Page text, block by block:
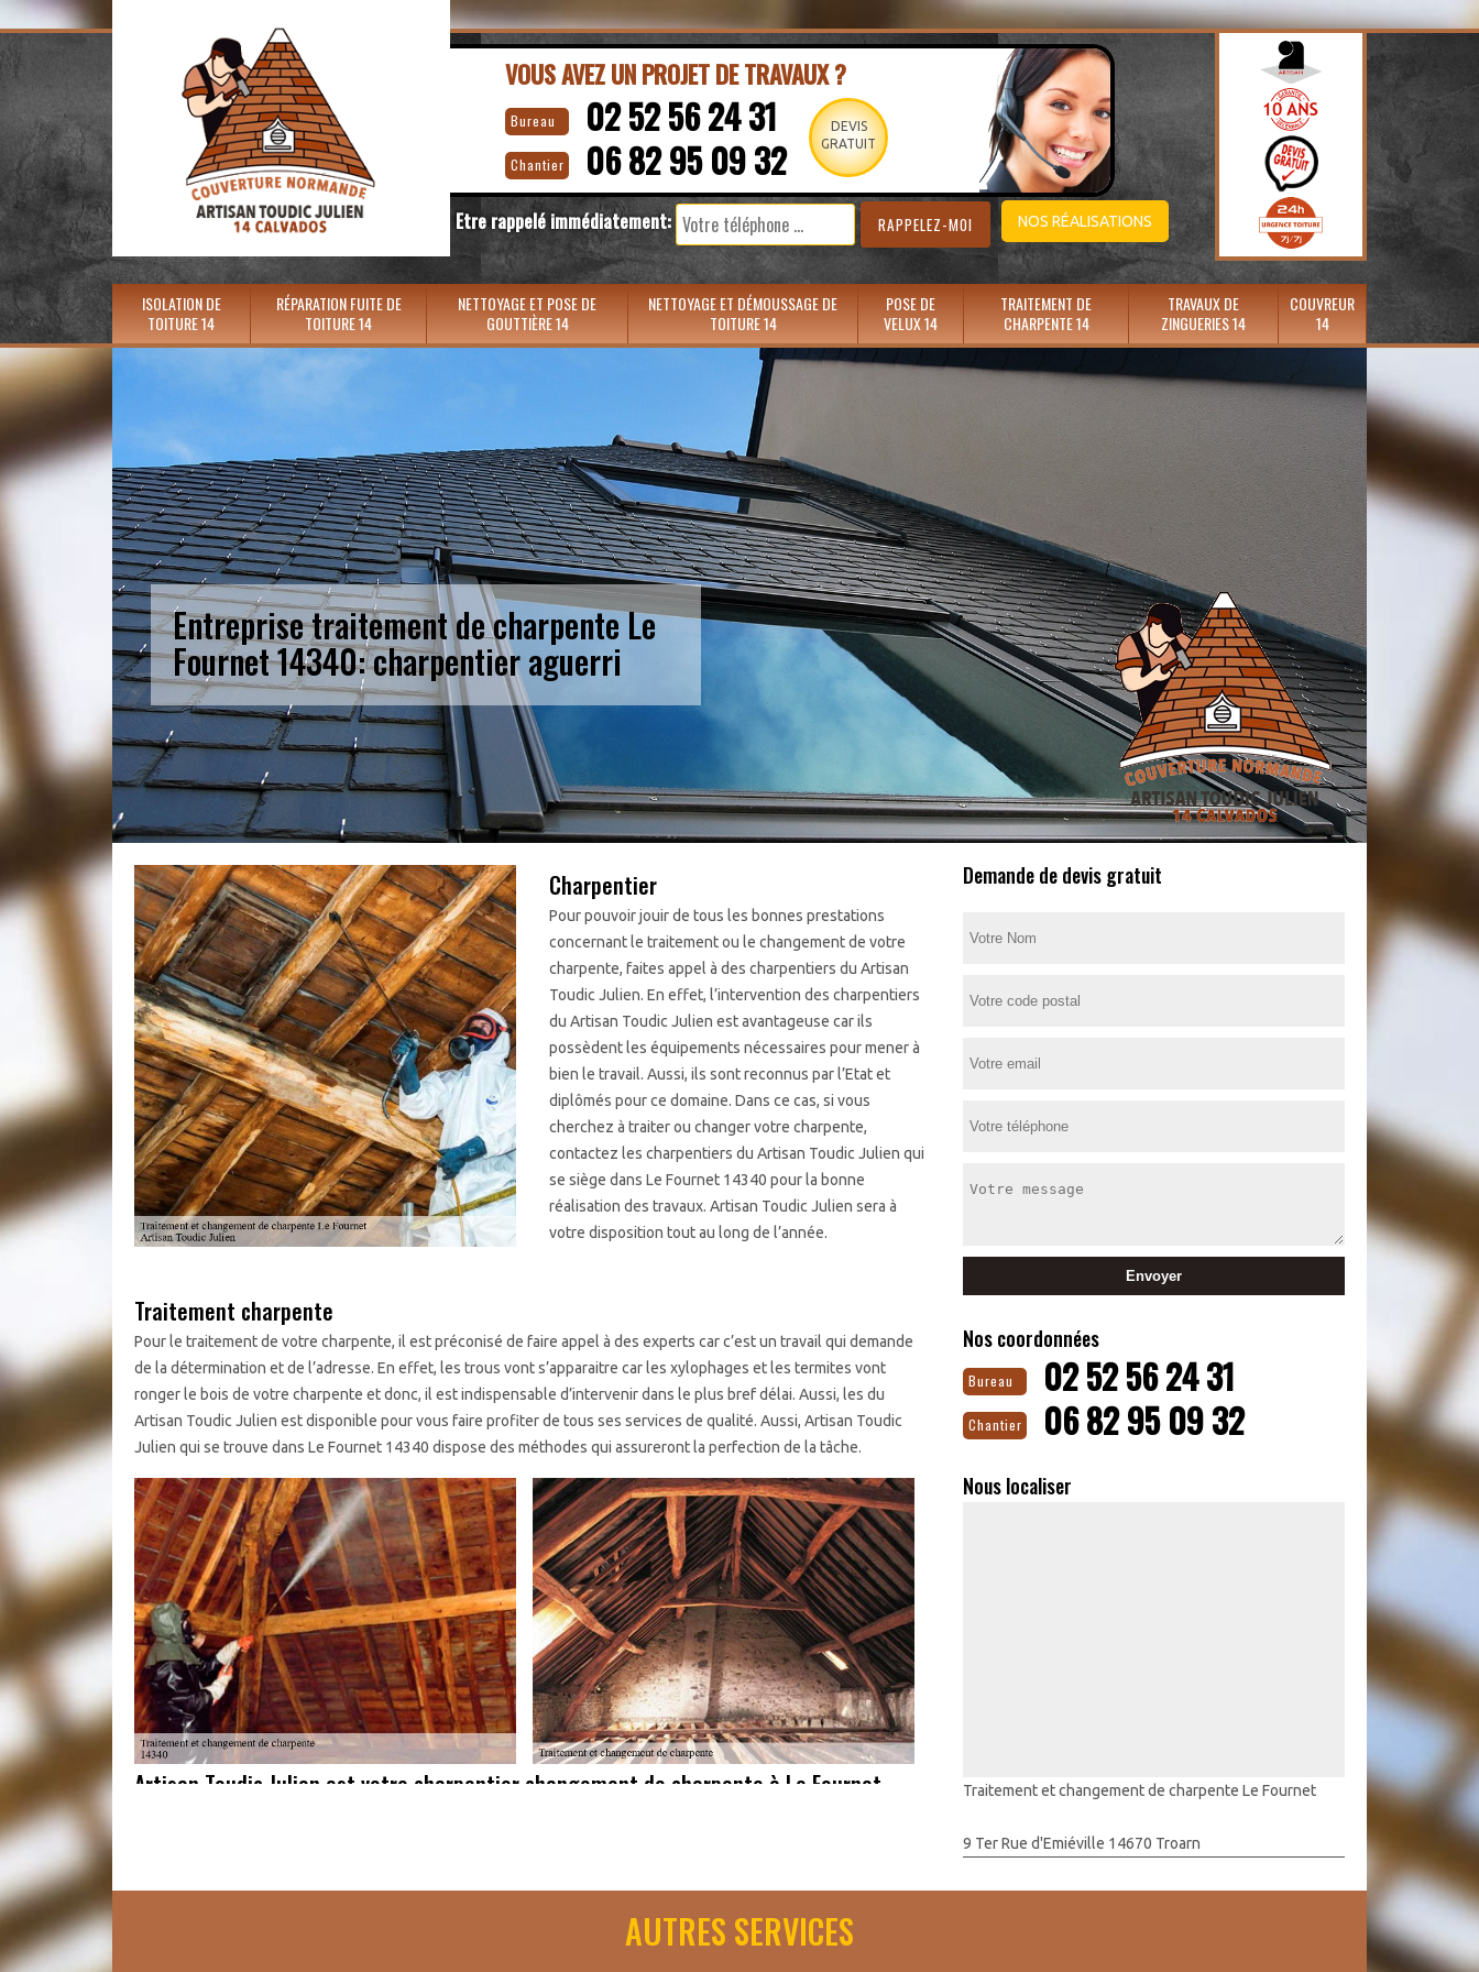
VOUS AVEZ UN PROJET DE TRAVAUX ?
Bureau 02 52 56 24 31
Chantier 06 82 95 09 32
DEVIS
GRATUIT
Etre rappelé immédiatement: NOS RÉALISATIONS
ISOLATION DE
TOITURE 14
RÉPARATION FUITE DE
TOITURE 14
NETTOYAGE ET POSE DE
GOUTTIÈRE 14
NETTOYAGE ET DÉMOUSSAGE DE
TOITURE 14
POSE DE
VELUX 14
TRAITEMENT DE
CHARPENTE 14
TRAVAUX DE
ZINGUERIES 14
COUVREUR
14
Entreprise traitement de charpente Le
Fournet 14340: charpentier aguerri
Charpentier
Pour pouvoir jouir de tous les bonnes prestations
concernant le traitement ou le changement de votre
charpente, faites appel à des charpentiers du Artisan
Toudic Julien. En effet, l’intervention des charpentiers
du Artisan Toudic Julien est avantageuse car ils
possèdent les équipements nécessaires pour mener à
bien le travail. Aussi, ils sont reconnus par l’Etat et
diplômés pour ce domaine. Dans ce cas, si vous
cherchez à traiter ou changer votre charpente,
contactez les charpentiers du Artisan Toudic Julien qui
se siège dans Le Fournet 14340 pour la bonne
réalisation des travaux. Artisan Toudic Julien sera à
votre disposition tout au long de l’année.
Traitement charpente
Pour le traitement de votre charpente, il est préconisé de faire appel à des experts car c’est un travail qui demande
de la détermination et de l’adresse. En effet, les trous vont s’apparaitre car les xylophages et les termites vont
ronger le bois de votre charpente et donc, il est indispensable d’intervenir dans le plus bref délai. Aussi, les du
Artisan Toudic Julien est disponible pour vous faire profiter de tous ses services de qualité. Aussi, Artisan Toudic
Julien qui se trouve dans Le Fournet 14340 dispose des méthodes qui assureront la perfection de la tâche.
Artisan Toudic Julien est votre charpentier changement de charpente à Le Fournet –
et son engagement envers la qualité font de lui le choix évident pour la réalisation de votre projet de changement de
charpente. En lui confiant la responsabilité de votre charpente, vous vous assurez une transformation sans faille qui
respecte les normes les plus strictes de l'art. Il vous suffit de prendre contact avec Artisan Toudic Julien.
Demande de devis gratuit
Nos coordonnées
Bureau 02 52 56 24 31
Chantier 06 82 95 09 32
Nous localiser
Traitement et changement de charpente Le Fournet
9 Ter Rue d'Emiéville 14670 Troarn
AUTRES SERVICES